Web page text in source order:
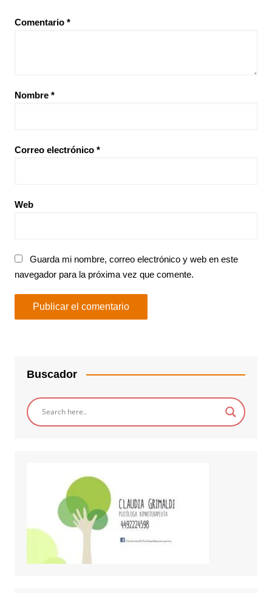
Comentario *
Nombre *
Correo electrónico *
Web
Guarda mi nombre, correo electrónico y web en este
navegador para la próxima vez que comente.
Buscador